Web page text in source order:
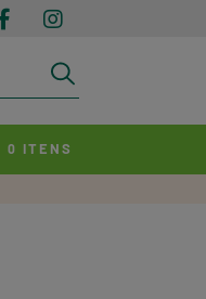
0 ITENS